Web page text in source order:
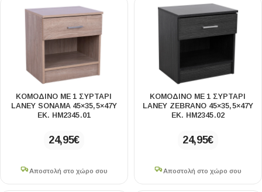
ΚΟΜΟΔΙΝΟ ΜΕ 1 ΣΥΡΤΑΡΙ
LANEY SONAMA 45×35,5×47Υ
ΕΚ. HM2345.01
24,95€
Αποστολή στο χώρο σου
ΚΟΜΟΔΙΝΟ ΜΕ 1 ΣΥΡΤΑΡΙ
LANEY ZEBRANO 45×35,5×47Υ
ΕΚ. HM2345.02
24,95€
Αποστολή στο χώρο σου